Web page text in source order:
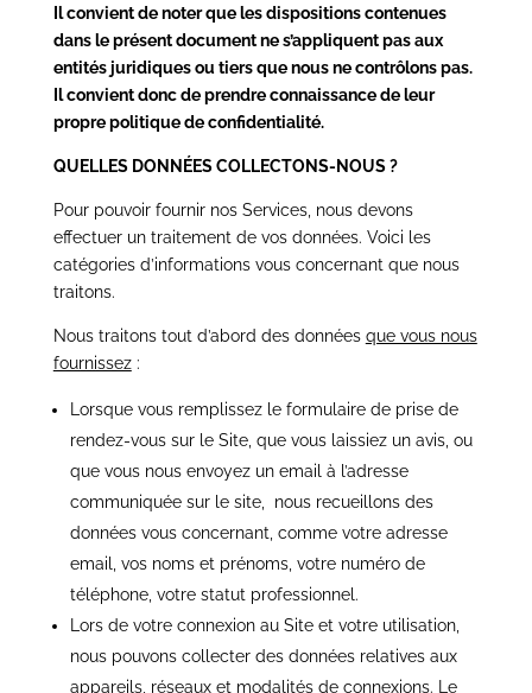
Il convient de noter que les dispositions contenues
dans le présent document ne s’appliquent pas aux
entités juridiques ou tiers que nous ne contrôlons pas.
Il convient donc de prendre connaissance de leur
propre politique de confidentialité.
QUELLES DONNÉES COLLECTONS-NOUS ?
Pour pouvoir fournir nos Services, nous devons
effectuer un traitement de vos données. Voici les
catégories d’informations vous concernant que nous
traitons.
Nous traitons tout d’abord des données que vous nous
fournissez:
Lorsque vous remplissez le formulaire de prise de
rendez-vous sur le Site, que vous laissiez un avis, ou
que vous nous envoyez un email à l’adresse
communiquée sur le site,
nous recueillons des
données vous concernant, comme votre adresse
email, vos noms et prénoms, votre numéro de
téléphone, votre statut professionnel.
Lors de votre connexion au Siteet votre utilisation,
nous pouvons collecter des données relatives aux
appareils, réseaux et modalités de connexions. Le